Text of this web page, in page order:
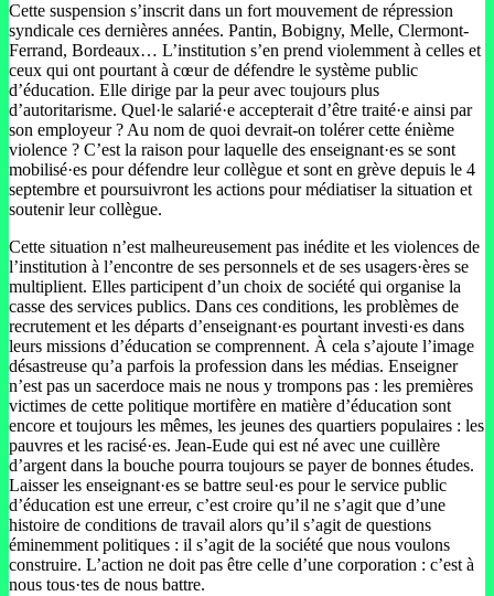
Cette suspension s’inscrit dans un fort mouvement de répression
syndicale ces dernières années. Pantin, Bobigny, Melle, Clermont-
Ferrand, Bordeaux… L’institution s’en prend violemment à celles et
ceux qui ont pourtant à cœur de défendre le système public
d’éducation. Elle dirige par la peur avec toujours plus
d’autoritarisme. Quel·le salarié·e accepterait d’être traité·e ainsi par
son employeur ? Au nom de quoi devrait-on tolérer cette énième
violence ? C’est la raison pour laquelle des enseignant·es se sont
mobilisé·es pour défendre leur collègue et sont en grève depuis le 4
septembre et poursuivront les actions pour médiatiser la situation et
soutenir leur collègue.
Cette situation n’est malheureusement pas inédite et les violences de
l’institution à l’encontre de ses personnels et de ses usagers·ères se
multiplient. Elles participent d’un choix de société qui organise la
casse des services publics. Dans ces conditions, les problèmes de
recrutement et les départs d’enseignant·es pourtant investi·es dans
leurs missions d’éducation se comprennent. À cela s’ajoute l’image
désastreuse qu’a parfois la profession dans les médias. Enseigner
n’est pas un sacerdoce mais ne nous y trompons pas : les premières
victimes de cette politique mortifère en matière d’éducation sont
encore et toujours les mêmes, les jeunes des quartiers populaires : les
pauvres et les racisé·es. Jean-Eude qui est né avec une cuillère
d’argent dans la bouche pourra toujours se payer de bonnes études.
Laisser les enseignant·es se battre seul·es pour le service public
d’éducation est une erreur, c’est croire qu’il ne s’agit que d’une
histoire de conditions de travail alors qu’il s’agit de questions
éminemment politiques : il s’agit de la société que nous voulons
construire. L’action ne doit pas être celle d’une corporation : c’est à
nous tous·tes de nous battre.